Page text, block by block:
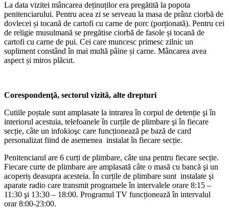
La data vizitei mâncarea deținuților era pregătită la popota
penitenciarului. Pentru acea zi se serveau la masa de prânz ciorbă de
dovlecei și tocană de cartofi cu carne de porc (porționată). Pentru cei
de religie musulmană se pregătise ciorbă de fasole și tocană de
cartofi cu carne de pui. Cei care muncesc primesc zilnic un
supliment constând în mai multă pâine și carne. Mâncarea avea
aspect și miros plăcut.
Corespondenţă, sectorul vizită, alte drepturi
Cutiile poștale sunt amplasate la intrarea în corpul de detenție şi în
interiorul acestuia, telefoanele în curțile de plimbare şi în fiecare
secție, câte un infokioşc care funcționează pe bază de card
personalizat fiind de asemenea instalat în fiecare secție.
Penitenciarul are 6 curți de plimbare, câte una pentru fiecare secție.
Fiecare curte de plimbare are amplasată câte o masă cu bancă şi un
acoperiș deasupra acesteia. În curțile de plimbare sunt instalate şi
aparate radio care transmit programele în intervalele orare 8:15 –
11:30 şi 13:30 – 18:00. Programul TV funcționează în intervalul
orar 8:00-23:00.